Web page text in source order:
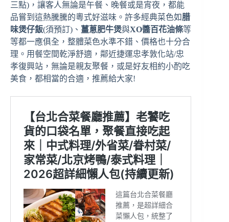
三點)，讓客人無論是午餐、晚餐或是宵夜，都能
品嘗到這熱騰騰的粵式好滋味。許多經典菜色如腊
味煲仔飯(須預訂)、 薑蔥肥牛煲與XO醬百花油條等
等都一應俱全，整體菜色水準不錯、價格也十分合
理。用餐空間乾淨舒適，鄰近捷運忠孝敦化站/忠
孝復興站，無論是親友聚餐，或是好友相約小酌吃
美食，都相當的合適，推薦給大家!